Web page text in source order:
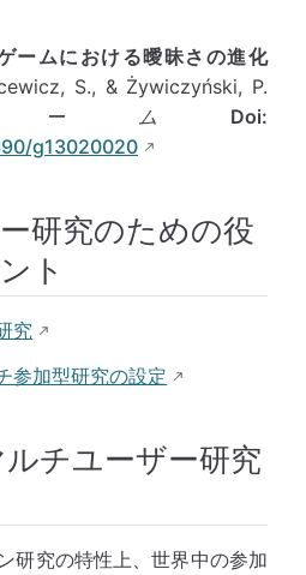
ームにおける曖昧さの進化
S., & Żywiczyński, P.
ーム Doi:
g13020020
研究のための役
ト
究
参加型研究の設定
チユーザー研究
研究の特性上、世界中の参加